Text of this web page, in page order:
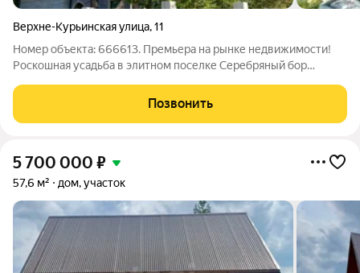
Верхне-Курьинская улица,11
Номер объекта: 666613. Премьера на рынке недвижимости!
Роскошная усадьба в элитном поселке Серебряный бор
расположился один из самых престижных жилых поселков
Перми Серебряный Бор. Вы можете
Позвонить
5 700 000 ₽
57,6 м² дом, участок